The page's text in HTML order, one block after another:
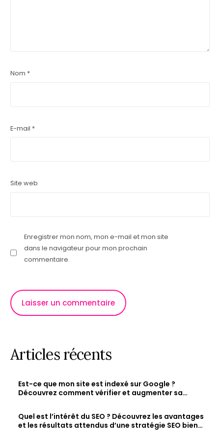
Nom *
E-mail *
Site web
Enregistrer mon nom, mon e-mail et mon site
dans le navigateur pour mon prochain
commentaire.
Articles récents
Est-ce que mon site est indexé sur Google ?
Découvrez comment vérifier et augmenter sa
Quel est l’intérêt du SEO ? Découvrez les avantages
et les résultats attendus d’une stratégie SEO bien